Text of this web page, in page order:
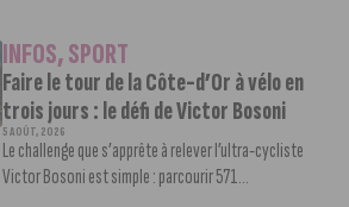
INFOS,SPORT
Faire le tour de la Côte-d’Or à vélo en
trois jours : le défi de Victor Bosoni
5 AOÛT, 2026
Le challenge que s’apprête à relever l’ultra-cycliste
Victor Bosoni est simple : parcourir 571...